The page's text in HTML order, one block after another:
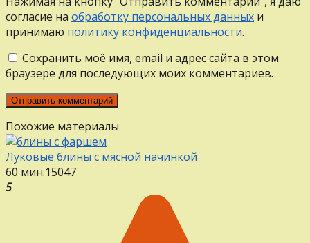
согласие на обработку персональных данных и
принимаю политику конфиденциальности.
Сохранить моё имя, email и адрес сайта в этом
браузере для последующих моих комментариев.
Похожие материалы
Луковые блины с мясной начинкой
60 мин.15047
5